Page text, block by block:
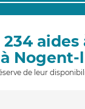
234
à Nogent-
de leur